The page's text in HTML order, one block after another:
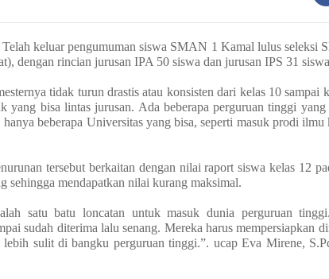
keluar pengumuman siswa SMAN 1 Kamal lulus seleksi
dengan rincian jurusan IPA 50 siswa dan jurusan IPS 31
tidak turun drastis atau konsisten dari kelas 10 sampai
bisa lintas jurusan. Ada beberapa perguruan tinggi yang
beberapa Universitas yang bisa, seperti masuk prodi ilmu
tersebut berkaitan dengan nilai raport siswa kelas 12
sehingga mendapatkan nilai kurang maksimal.
satu batu loncatan untuk masuk dunia perguruan
sudah diterima lalu senang. Mereka harus mempersiapkan
lebih sulit di bangku perguruan tinggi.”. ucap Eva Mirene,